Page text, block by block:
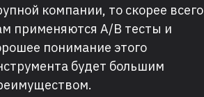
компании, то скорее всего
применяются A/B тесты и
понимание этого
будет большим